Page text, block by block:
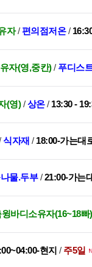
자/편의점저온/
자(영,중칸)/ 푸디스
(영)/상온/ 13:30 -
식자재 / 18:00-가는대
물.두부/21:00-가는
바디소유자(16~18빠)
현지 / 주5일